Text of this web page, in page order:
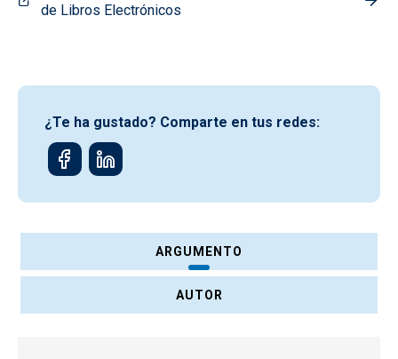
de Libros Electrónicos
¿Te ha gustado? Comparte en tus redes:
ARGUMENTO
AUTOR